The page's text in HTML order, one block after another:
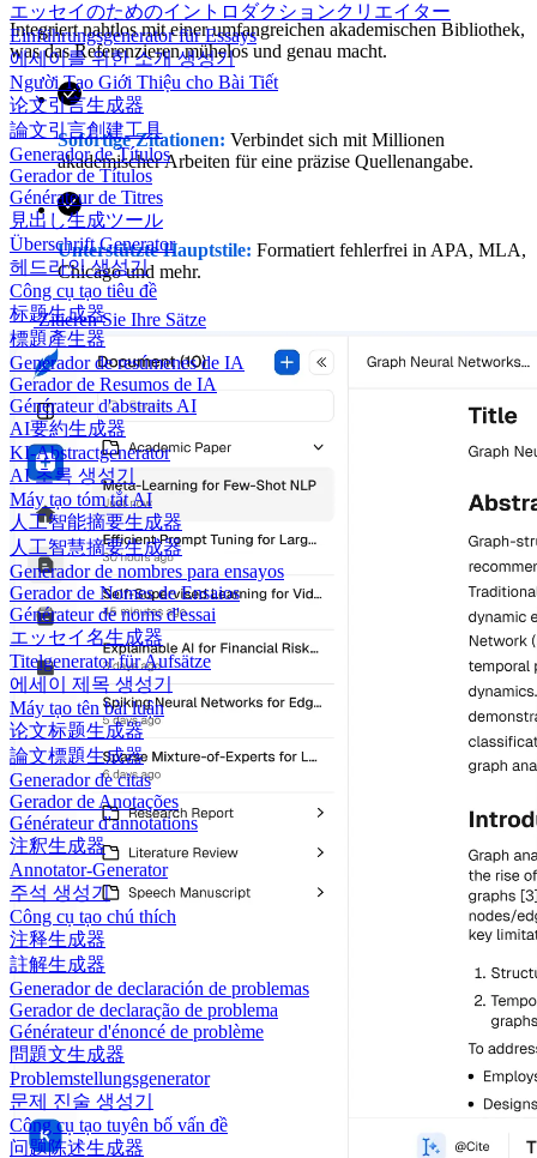
エッセイのためのイントロダクションクリエイター
Einführungsgenerator für Essays
에세이를 위한 소개 생성기
Người Tạo Giới Thiệu cho Bài Tiết
论文引言生成器
論文引言創建工具
Generador de Títulos
Gerador de Títulos
Générateur de Titres
見出し生成ツール
Überschrift Generator
헤드라인 생성기
Công cụ tạo tiêu đề
标题生成器
標題產生器
Generador de resúmenes de IA
Gerador de Resumos de IA
Générateur d'abstraits AI
AI要約生成器
KI-Abstractgenerator
AI 초록 생성기
Máy tạo tóm tắt AI
人工智能摘要生成器
人工智慧摘要生成器
Generador de nombres para ensayos
Gerador de Nomes de Ensaios
Générateur de noms d'essai
エッセイ名生成器
Titelgenerator für Aufsätze
에세이 제목 생성기
Máy tạo tên bài luận
论文标题生成器
論文標題生成器
Generador de citas
Gerador de Anotações
Générateur d'annotations
注釈生成器
Annotator-Generator
주석 생성기
Công cụ tạo chú thích
注释生成器
註解生成器
Generador de declaración de problemas
Gerador de declaração de problema
Générateur d'énoncé de problème
問題文生成器
Problemstellungsgenerator
문제 진술 생성기
Công cụ tạo tuyên bố vấn đề
问题陈述生成器
Integriert nahtlos mit einer umfangreichen akademischen Bibliothek,
was das Referenzieren mühelos und genau macht.
Sofortige Zitationen: Verbindet sich mit Millionen
akademischer Arbeiten für eine präzise Quellenangabe.
Unterstützte Hauptstile: Formatiert fehlerfrei in APA, MLA,
Chicago und mehr.
Zitieren Sie Ihre Sätze